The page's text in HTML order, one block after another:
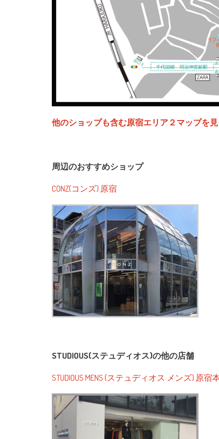
他のショップも含む原宿エリア２マップを
周辺のおすすめショップ
CONZ(コンズ) 原宿
STUDIOUS(ステュディオス)の他の店舗
STUDIOUS MENS (ステュディオス メンズ) 原宿